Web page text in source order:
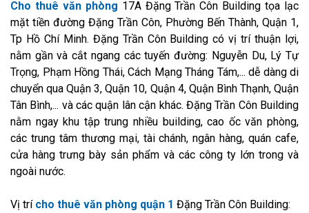
Cho thuê văn phòng 17A Đặng Trần Côn Building tọa lạc
mặt tiền đường Đặng Trần Côn, Phường Bến Thành, Quận 1,
Tp Hồ Chí Minh. Đặng Trần Côn Building có vị trí thuận lợi,
nằm gần và cắt ngang các tuyến đường: Nguyễn Du, Lý Tự
Trọng, Phạm Hồng Thái, Cách Mạng Tháng Tám,... dễ dàng di
chuyển qua Quận 3, Quận 10, Quận 4, Quận Bình Thạnh, Quận
Tân Bình,... và các quận lân cận khác. Đặng Trần Côn Building
nằm ngay khu tập trung nhiều building, cao ốc văn phòng,
các trung tâm thương mại, tài chánh, ngân hàng, quán cafe,
cửa hàng trưng bày sản phẩm và các công ty lớn trong và
ngoài nước.
Vị trí cho thuê văn phòng quận 1 Đặng Trần Côn Building: